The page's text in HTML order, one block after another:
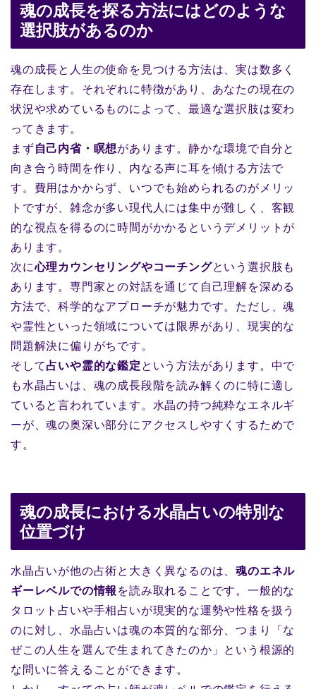
魂の成長を探る方法にはどのような
選択肢があるのか
魂の成長と人生の使命を見つける方法は、実は数多く
存在します。それぞれに特徴があり、あなたの現在の
状況や求めているものによって、最適な選択肢は変わ
ってきます。
まず自己内省・瞑想があります。静かな環境で自分と
向き合う時間を作り、内なる声に耳を傾ける方法で
す。費用はかからず、いつでも始められるのがメリッ
トですが、雑念が多い現代人には集中が難しく、客観
的な視点を得るのに時間がかかるというデメリットが
あります。
次に心理カウンセリングやコーチングという選択肢も
あります。専門家との対話を通じて自己理解を深める
方法で、科学的なアプローチが魅力です。ただし、魂
や霊性といった領域については限界があり、現実的な
問題解決に偏りがちです。
そして占いや霊的な鑑定 という方法があります。中で
も水晶占いは、魂の成長段階を読み解くのに特に適し
ていると言われています。水晶の持つ純粋なエネルギ
ーが、魂の奥深い部分にアクセスしやすくするためで
す。
魂の成長における水晶占いの特別な
位置づけ
水晶占いが他の占術と大きく異なるのは、魂のエネル
ギーレベルでの情報 を読み取れることです。一般的な
タロット占いや手相占いが現実的な運勢や性格を扱う
のに対し、水晶占いは魂の本質的な部分、つまり「な
ぜこの人生を選んで生まれてきたのか」という根源的
な問いに答えることができます。